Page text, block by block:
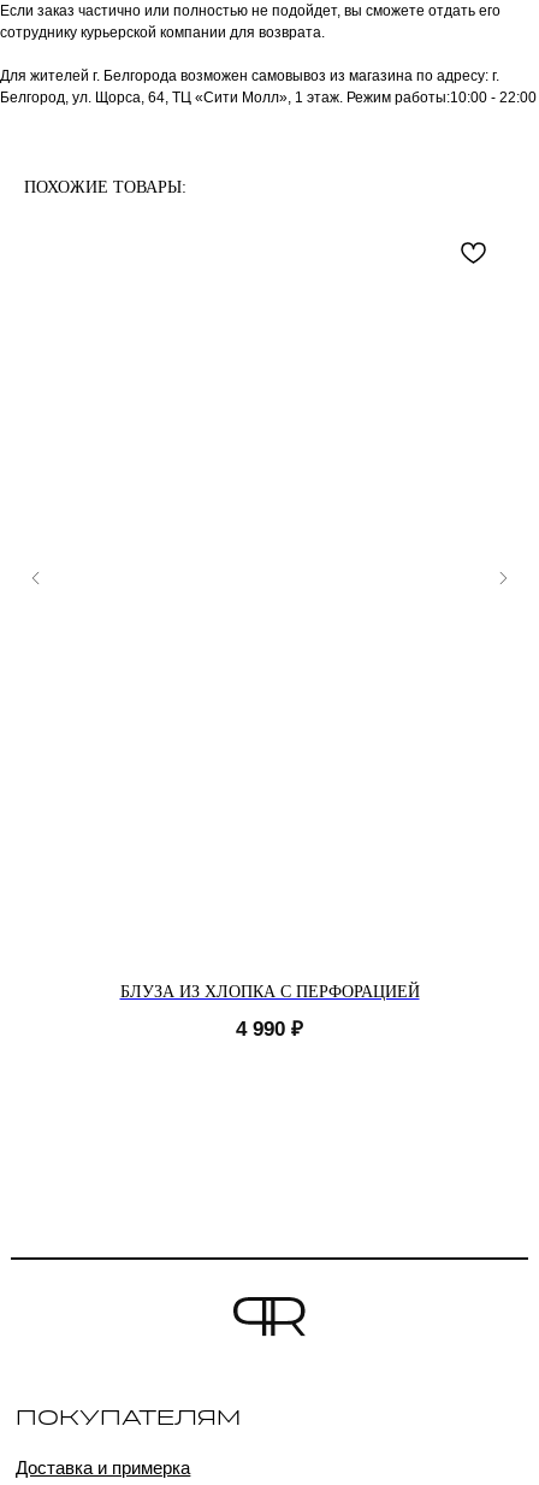
Если заказ частично или полностью не подойдет, вы сможете отдать его
сотруднику курьерской компании для возврата.
Для жителей г. Белгорода возможен самовывоз из магазина по адресу: г.
Белгород, ул. Щорса, 64, ТЦ «Сити Молл», 1 этаж. Режим работы:10:00 - 22:00
ПОХОЖИЕ ТОВАРЫ:
БЛУЗА ИЗ ХЛОПКА С ПЕРФОРАЦИЕЙ
4 990 ₽
ПОКУПАТЕЛЯМ
Доставка и примерка